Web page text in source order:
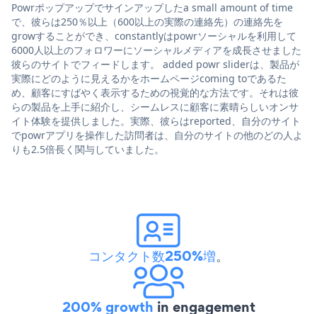
Powrポップアップでサインアップしたa small amount of time
で、彼らは250％以上（600以上の実際の連絡先）の連絡先を
growすることができ、constantlyはpowrソーシャルを利用して
6000人以上のフォロワーにソーシャルメディアを成長させました
彼らのサイトでフィードします。 added powr sliderは、製品が
実際にどのように見えるかをホームページcoming toであるた
め、顧客にすばやく表示するための視覚的な方法です。それは彼
らの製品を上手に紹介し、シームレスに顧客に素晴らしいオンサ
イト体験を提供しました。実際、彼らはreported、自分のサイト
でpowrアプリを操作した訪問者は、自分のサイトの他のどの人よ
りも2.5倍長く関与していました。
コンタクト数250%増。
200% growth in engagement